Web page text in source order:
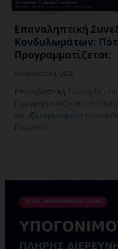
Επαναληπτική
Κονδυλωμάτων:
Προγραμματίζεται;
Επαναληπτική Συνεδρία
Προγραμματίζεται;
και εξατομικευμένη
Γλυφάδα.